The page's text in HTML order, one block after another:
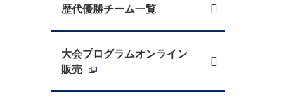
歴代優勝チーム一覧
大会プログラムオンライン
販売